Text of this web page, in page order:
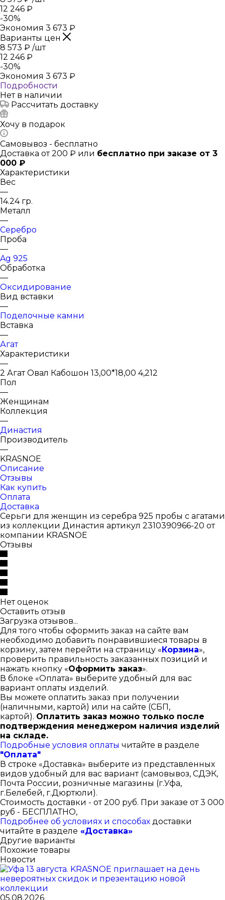
12 246 ₽
-30%
Экономия 3 673 ₽
Варианты цен
8 573 ₽ /шт
12 246 ₽
-30%
Экономия 3 673 ₽
Подробности
Нет в наличии
Рассчитать доставку
Хочу в подарок
Самовывоз - бесплатно
Доставка от 200 ₽ или бесплатно при заказе от 3
000 ₽
Характеристики
Вес
—
14.24 гр.
Металл
—
Серебро
Проба
—
Ag 925
Обработка
—
Оксидирование
Вид вставки
—
Поделочные камни
Вставка
—
Агат
Характеристики
—
2 Агат Овал Кабошон 13,00*18,00 4,212
Пол
—
Женщинам
Коллекция
—
Династия
Производитель
—
KRASNOE
Описание
Отзывы
Как купить
Оплата
Доставка
Серьги для женщин из серебра 925 пробы с агатами
из коллекции Династия артикул 2310390966-20 от
компании KRASNOE
Отзывы
Нет оценок
Оставить отзыв
Загрузка отзывов...
Для того чтобы оформить заказ на сайте вам
необходимо добавить понравившиеся товары в
корзину, затем перейти на страницу «Корзина»,
проверить правильность заказанных позиций и
нажать кнопку «Оформить заказ».
В блоке «Оплата» выберите удобный для вас
вариант оплаты изделий.
Вы можете оплатить заказ при получении
(наличными, картой) или на сайте (СБП,
картой). Оплатить заказ можно только после
подтверждения менеджером наличия изделий
на складе.
Подробные условия оплаты читайте в разделе
"Оплата"
В строке «Доставка» выберите из представленных
видов удобный для вас вариант (самовывоз, СДЭК,
Почта России, розничные магазины (г.Уфа,
г.Белебей, г.Дюртюли).
Стоимость доставки - от 200 руб. При заказе от 3 000
руб - БЕСПЛАТНО,
Подробнее об условиях и способах доставки
читайте в разделе «Доставка»
Другие варианты
Похожие товары
Новости
05.08.2026